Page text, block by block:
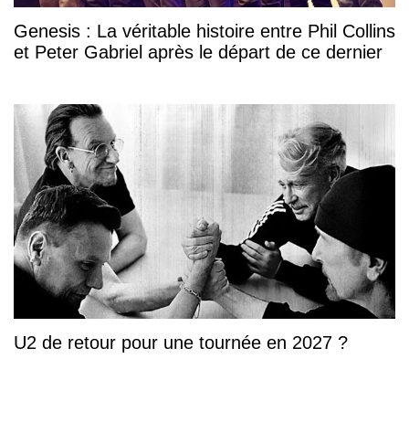
Genesis : La véritable histoire entre Phil Collins
et Peter Gabriel après le départ de ce dernier
U2 de retour pour une tournée en 2027 ?